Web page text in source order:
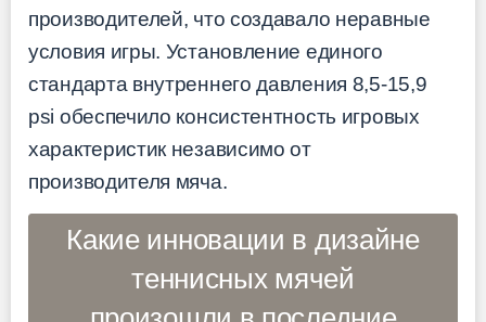
производителей, что создавало неравные
условия игры. Установление единого
стандарта внутреннего давления 8,5-15,9
psi обеспечило консистентность игровых
характеристик независимо от
производителя мяча.
Какие инновации в дизайне
теннисных мячей